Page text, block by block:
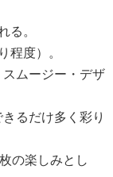
る。
程度）。
ムージー・デザ
るだけ多く彩り
の楽しみとし